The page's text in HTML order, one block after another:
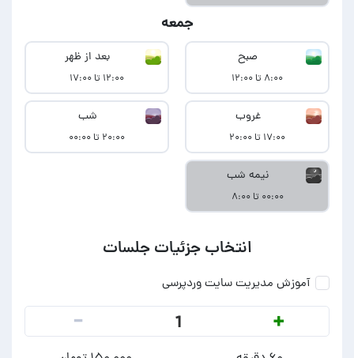
جمعه
صبح
۸:۰۰ تا ۱۲:۰۰
بعد از ظهر
۱۲:۰۰ تا ۱۷:۰۰
غروب
۱۷:۰۰ تا ۲۰:۰۰
شب
۲۰:۰۰ تا ۰۰:۰۰
نیمه شب
۰۰:۰۰ تا ۸:۰۰
انتخاب جزئیات جلسات
آموزش مدیریت سایت وردپرسی
+
1
-